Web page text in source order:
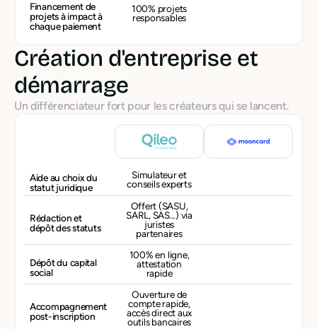
Financement de
projets à impact à
chaque paiement
100% projets
responsables
Création d'entreprise et
démarrage
Un différenciateur fort pour les créateurs qui se lancent.
Aide au choix du
statut juridique
Simulateur et
conseils experts
Rédaction et
dépôt des statuts
Offert (SASU,
SARL, SAS...) via
juristes
partenaires
Dépôt du capital
social
100% en ligne,
attestation
rapide
Accompagnement
post-inscription
Ouverture de
compte rapide,
accès direct aux
outils bancaires